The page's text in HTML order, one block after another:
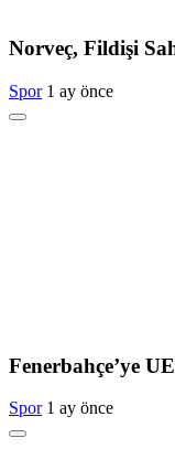
Norveç, Fildişi
Spor 1 ay önce
Fenerbahçe’ye
Spor 1 ay önce